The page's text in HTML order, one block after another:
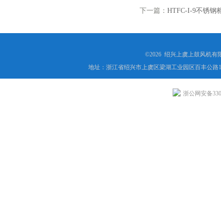
下一篇： HTFC-I-9不锈钢
©2026 绍兴上虞上鼓风机有
地址：浙江省绍兴市上虞区梁湖工业园区百丰公路
浙公网安备